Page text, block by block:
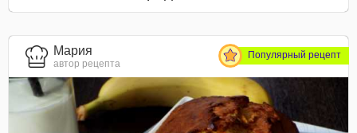
Мария
автор рецепта
Популярный рецепт